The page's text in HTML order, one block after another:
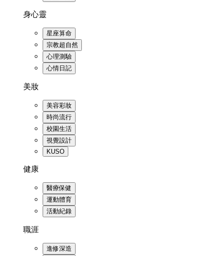
身心靈
星座算命
宗教超自然
心理測驗
心情日記
美妝
美容彩妝
時尚流行
校園生活
視覺設計
KUSO
健康
醫療保健
運動體育
活動紀錄
職涯
進修深造